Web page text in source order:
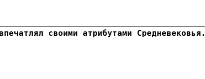
своими атрибутами Средневековья.